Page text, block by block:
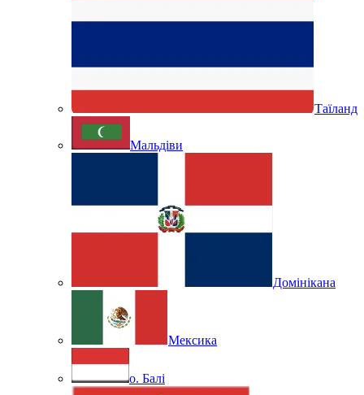
Таїланд
Мальдіви
Домінікана
Мексика
о. Балі